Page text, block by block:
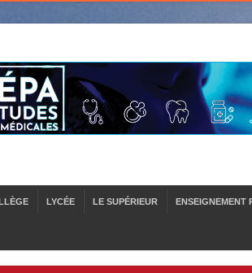
LYCÉE LE SUPÉRIEUR ENSEIGNEMENT